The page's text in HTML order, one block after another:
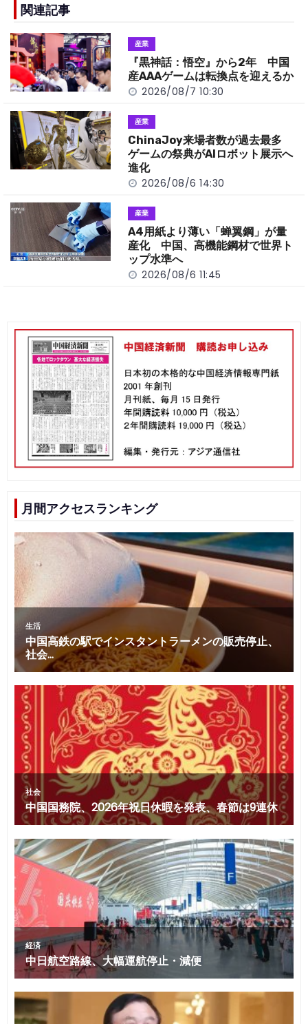
b
o
o
k
n
k
関連記事
産業
『黒神話：悟空』から2年 中国
産AAAゲームは転換点を迎えるか
2026/08/7 10:30
産業
ChinaJoy来場者数が過去最多
ゲームの祭典がAIロボット展示へ
進化
2026/08/6 14:30
産業
A4用紙より薄い「蝉翼鋼」が量
産化 中国、高機能鋼材で世界ト
ップ水準へ
2026/08/6 11:45
月間アクセスランキング